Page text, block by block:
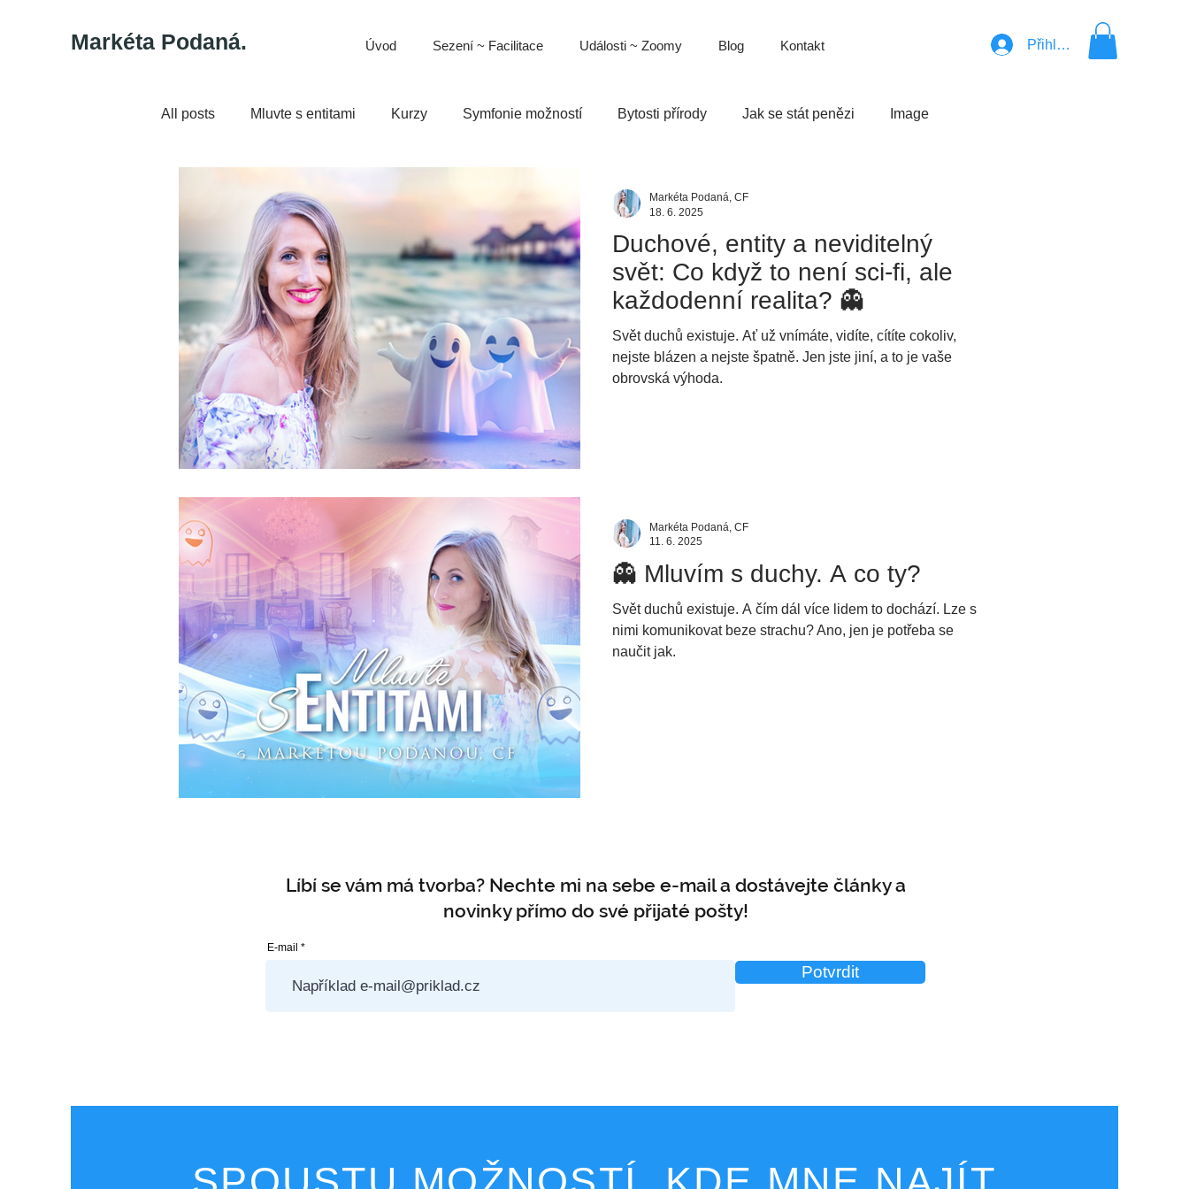
Markéta Podaná. Přihlásit se
Úvod Sezení ~ Facilitace Události ~ Zoomy Blog Kontakt
All posts Mluvte s entitami Kurzy Symfonie možností Bytosti přírody Jak se stát penězi Image
Duchové, entity a neviditelný
svět: Co když to není sci-fi, ale
každodenní realita? 👻
Svět duchů existuje. Ať už vnímáte, vidíte, cítíte cokoliv,
nejste blázen a nejste špatně. Jen jste jiní, a to je vaše
obrovská výhoda.
Markéta Podaná, CF
18. 6. 2025
👻 Mluvím s duchy. A co ty?
Svět duchů existuje. A čím dál více lidem to dochází. Lze s
nimi komunikovat beze strachu? Ano, jen je potřeba se
naučit jak.
Markéta Podaná, CF
11. 6. 2025
Líbí se vám má tvorba? Nechte mi na sebe e-mail a dostávejte články a
novinky přímo do své přijaté pošty!
E-mail
Potvrdit